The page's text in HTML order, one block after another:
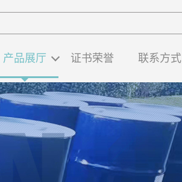
产品展厅 证书荣誉 联系方式